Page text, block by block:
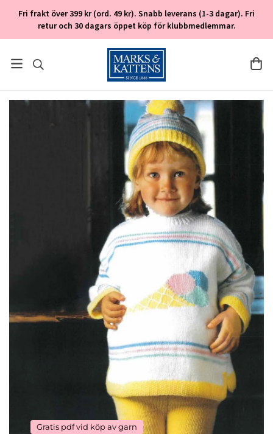
Fri frakt över 399 kr (ord. 49 kr). Snabb leverans (1-3 dagar). Fri
retur och 30 dagars öppet köp för klubbmedlemmar.
Gratis pdf vid köp av garn